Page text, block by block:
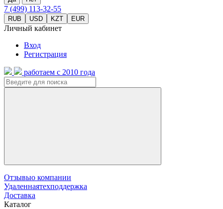
7 (499) 113-32-55
RUB USD KZT EUR
Личный кабинет
Вход
Регистрация
работаем с 2010 года
Отзывыо компании
Удаленнаятехподдержка
Доставка
Каталог